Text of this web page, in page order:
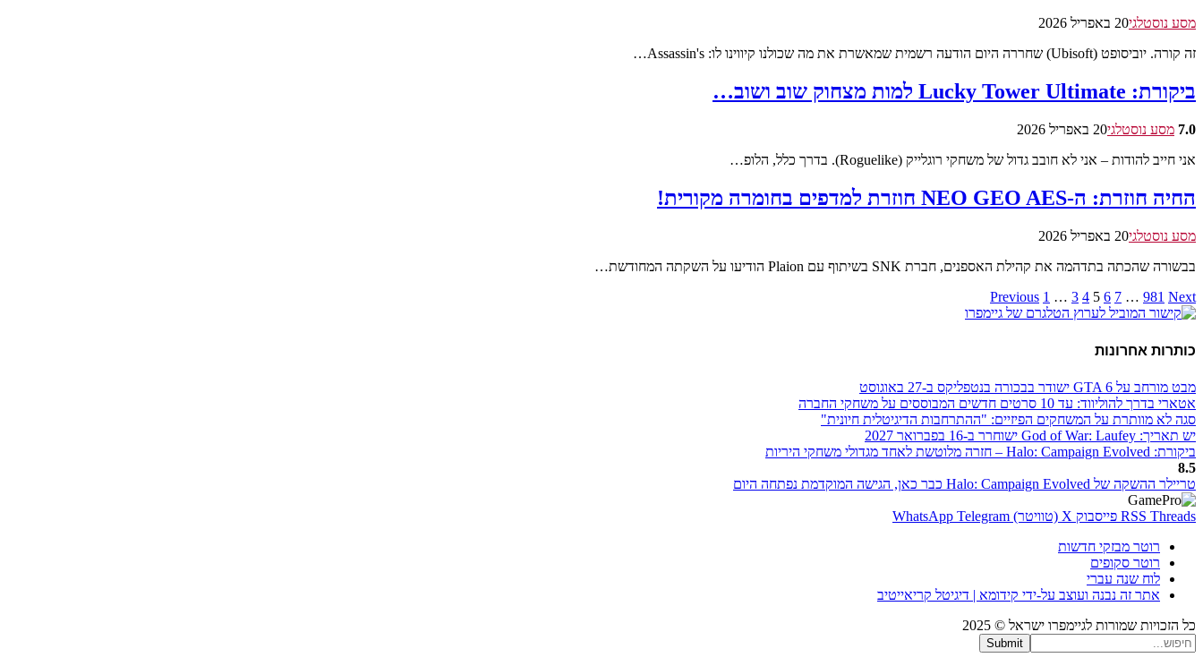
מסע נוסטלגי20 באפריל 2026
זה קורה. יוביסופט (Ubisoft) שחררה היום הודעה רשמית שמאשרת את מה שכולנו קיווינו לו: Assassin's…
ביקורת: Lucky Tower Ultimate למות מצחוק שוב ושוב…
7.0 מסע נוסטלגי20 באפריל 2026
אני חייב להודות – אני לא חובב גדול של משחקי רוגלייק (Roguelike). בדרך כלל, הלופ…
החיה חוזרת: ה-NEO GEO AES חוזרת למדפים בחומרה מקורית!
מסע נוסטלגי20 באפריל 2026
בבשורה שהכתה בתדהמה את קהילת האספנים, חברת SNK בשיתוף עם Plaion הודיעו על השקתה המחודשת…
Previous 1 … 3 4 5 6 7 … 981 Next
כותרות אחרונות
מבט מורחב על GTA 6 ישודר בבכורה בנטפליקס ב-27 באוגוסט
אטארי בדרך להוליווד: עד 10 סרטים חדשים המבוססים על משחקי החברה
סגה לא מוותרת על המשחקים הפיזיים: "ההתרחבות הדיגיטלית חיונית"
יש תאריך: God of War: Laufey ישוחרר ב-16 בפברואר 2027
ביקורת: Halo: Campaign Evolved – חזרה מלוטשת לאחד מגדולי משחקי היריות
8.5
טריילר ההשקה של Halo: Campaign Evolved כבר כאן, הגישה המוקדמת נפתחה היום
RSS Threads פייסבוק X (טוויטר) WhatsApp Telegram
רוטר מבזקי חדשות
רוטר סקופים
לוח שנה עברי
אתר זה נבנה ועוצב על-ידי קידומא | דיגיטל קריאייטיב
כל הזכויות שמורות לגיימפרו ישראל © 2025
Submit